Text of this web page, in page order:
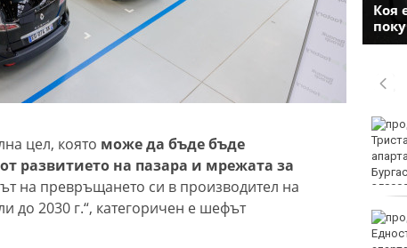
цел, която може да бъде бъде
развитието на пазара и мрежата за
на превръщането си в производител на
до 2030 г.“, категоричен е шефът
Коя
Младежкия хълм в
Пловдив е от Кричим
Кола се преобърна по